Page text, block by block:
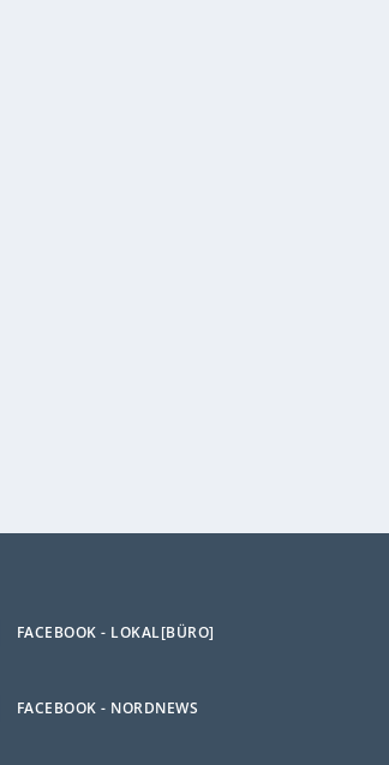
FACEBOOK - LOKAL[BÜRO]
FACEBOOK - NORDNEWS